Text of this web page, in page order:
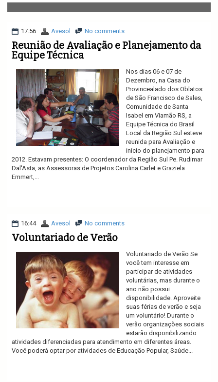
v
i
a
i
17:56 Avesol No comments
Reunião de Avaliação e Planejamento da
Equipe Técnica
Nos dias 06 e 07 de
Dezembro, na Casa do
Provincealado dos Oblatos
de São Francisco de Sales,
Comunidade de Santa
Isabel em Viamão RS, a
Equipe Técnica do Brasil
Local da Região Sul esteve
reunida para Avaliação e
início do planejamento para
2012. Estavam presentes: O coordenador da Região Sul Pe. Rudimar
Dal'Asta, as Assessoras de Projetos Carolina Carlet e Graziela
Emmert,...
16:44 Avesol No comments
Voluntariado de Verão
Voluntariado de Verão Se
você tem interesse em
participar de atividades
voluntárias, mas durante o
ano não possui
disponibilidade. Aproveite
suas férias de verão e seja
um voluntário! Durante o
verão organizações sociais
estarão disponibilizando
atividades diferenciadas para atendimento em diferentes áreas.
Você poderá optar por atividades de Educação Popular, Saúde...